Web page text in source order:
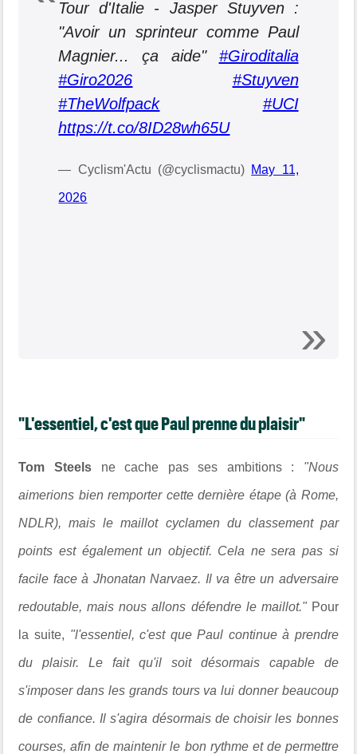
Tour d'Italie - Jasper Stuyven :
"Avoir un sprinteur comme Paul
Magnier... ça aide" #Giroditalia
#Giro2026
#Stuyven
#TheWolfpack
#UCI
https://t.co/8ID28wh65U
— Cyclism'Actu (@cyclismactu) May 11,
2026
"L'essentiel, c'est que Paul prenne du plaisir"
Tom Steels ne cache pas ses ambitions : "Nous
aimerions bien remporter cette dernière étape (à Rome,
NDLR), mais le maillot cyclamen du classement par
points est également un objectif. Cela ne sera pas si
facile face à Jhonatan Narvaez. Il va être un adversaire
redoutable, mais nous allons défendre le maillot."Pour
la suite, "l'essentiel, c'est que Paul continue à prendre
du plaisir. Le fait qu'il soit désormais capable de
s'imposer dans les grands tours va lui donner beaucoup
de confiance. Il s'agira désormais de choisir les bonnes
courses, afin de maintenir le bon rythme et de permettre